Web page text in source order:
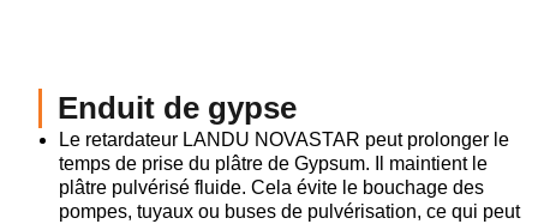
Enduit de gypse
Le retardateur LANDU NOVASTAR peut prolonger le
temps de prise du plâtre de Gypsum. Il maintient le
plâtre pulvérisé fluide. Cela évite le bouchage des
pompes, tuyaux ou buses de pulvérisation, ce qui peut